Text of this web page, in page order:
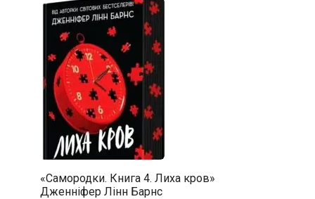
«Самородки. Книга 4. Лиха кров»
Дженніфер Лінн Барнс